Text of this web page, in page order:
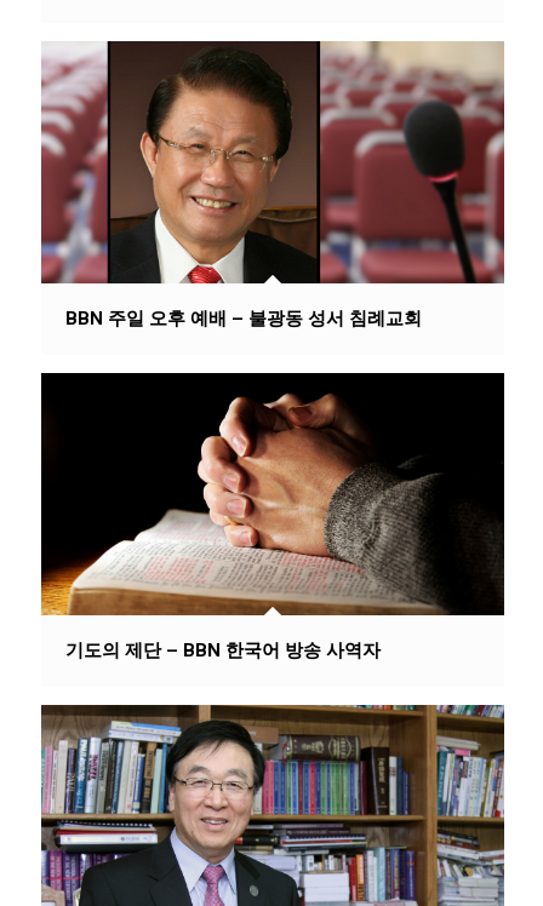
BBN 주일 오후 예배 – 불광동 성서 침례교회
기도의 제단 – BBN 한국어 방송 사역자